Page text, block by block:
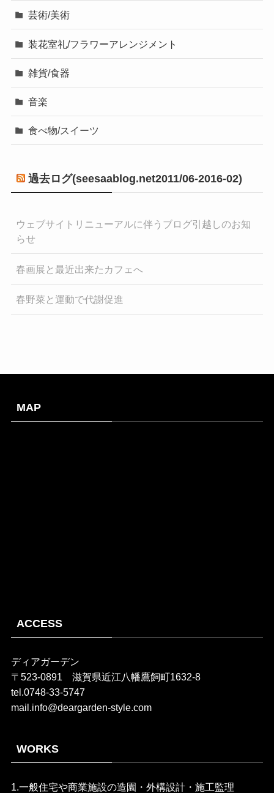
芸術/美術
装花室礼/フラワーアレンジメント
雑貨/食器
音楽
食べ物/スイーツ
過去ログ(seesaablog.net2011/06-2016-02)
ウェブサイトリニューアルに伴うブログ引越しのお知
らせ
春画展と最近出来たカフェへ
春野菜と運動で代謝促進
MAP
ACCESS
ディアガーデン
〒523-0891 滋賀県近江八幡鷹飼町1632-8
tel.0748-33-5747
mail.info@deargarden-style.com
WORKS
1.一般住宅や商業施設の造園・外構設計・施工監理